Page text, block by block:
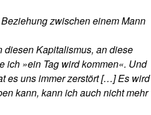
zwischen einem Mann
diesen Kapitalismus, an diese
ich »ein Tag wird kommen«. Und
es uns immer zerstört […] Es wird
kann, kann ich auch nicht mehr